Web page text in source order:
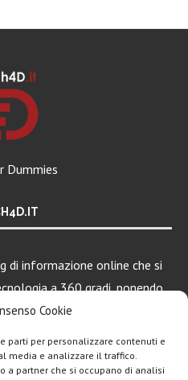
Cookie
parti per personalizzare contenuti e
media e analizzare il traffico.
a partner che si occupano di analisi
Dummies
di informazione online che si
a 360 gradi, ponendo
al mondo Android, Apple e